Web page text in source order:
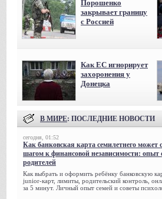
Порошенко
закрывает границу
с Россией
Как ЕС игнорирует
захоронения у
Донецка
В МИРЕ: ПОСЛЕДНИЕ НОВОСТИ
сегодня, 01:52
Как банковская карта семилетнего может
шагом к финансовой независимости: опыт
родителей
Как выбрать и оформить ребёнку банковскую
junior-карт, лимиты, родительский контроль,
за 5 минут. Личный опыт семей и советы